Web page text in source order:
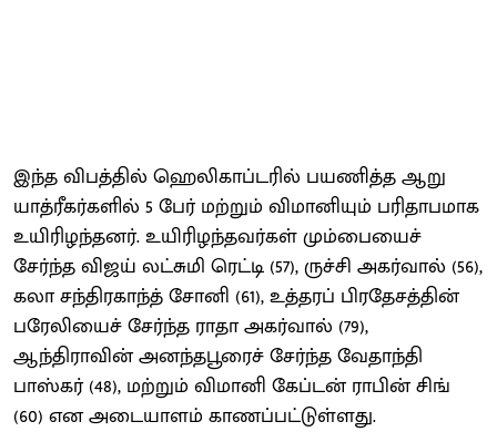
இந்த விபத்தில் ஹெலிகாப்டரில் பயணித்த ஆறு
யாத்ரீகர்களில் 5 பேர் மற்றும் விமானியும் பரிதாபமாக
உயிரிழந்தனர். உயிரிழந்தவர்கள் மும்பையைச்
சேர்ந்த விஜய் லட்சுமி ரெட்டி (57), ருச்சி அகர்வால் (56),
கலா சந்திரகாந்த் சோனி (61), உத்தரப் பிரதேசத்தின்
பரேலியைச் சேர்ந்த ராதா அகர்வால் (79),
ஆந்திராவின் அனந்தபூரைச் சேர்ந்த வேதாந்தி
பாஸ்கர் (48), மற்றும் விமானி கேப்டன் ராபின் சிங்
(60) என அடையாளம் காணப்பட்டுள்ளது.